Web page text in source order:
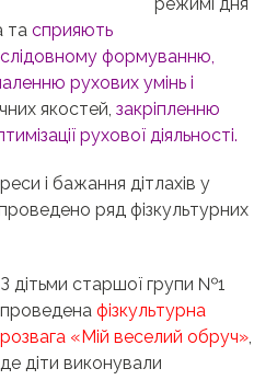
та сприяють
формуванню,
рухових умінь і
якостей, закріпленню
рухової діяльності.
і бажання дітлахів у
ряд фізкультурних
З дітьми старшої групи №1
проведена фізкультурна
розвага «Мій веселий обруч»
де діти виконували